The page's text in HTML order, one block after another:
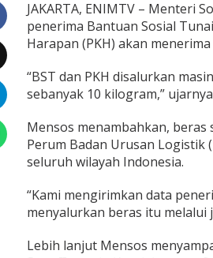
a
n
B
e
a
s
1
K
g
JAKARTA, ENIMTV – Menteri
penerima Bantuan Sosial
Harapan (PKH) akan
“BST dan PKH disalurkan
sebanyak 10 kilogram,”
Mensos menambahkan,
Perum Badan Urusan Logistik
seluruh wilayah Indonesia.
“Kami mengirimkan data
menyalurkan beras itu melalui
Lebih lanjut Mensos